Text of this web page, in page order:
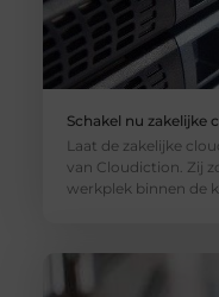
Schakel nu zakelijke
Laat de zakelijke
van Cloudiction. Zij
werkplek binnen de